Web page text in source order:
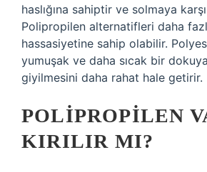
haslığına sahiptir ve solmaya
Polipropilen alternatifleri daha
hassasiyetine sahip olabilir.
yumuşak ve daha sıcak bir
giyilmesini daha rahat hale getirir.
POLIPROPILEN
KIRILIR MI?